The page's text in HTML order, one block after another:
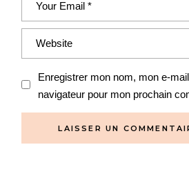
Enregistrer mon nom, mon e-
navigateur pour mon prochain
LAISSER UN